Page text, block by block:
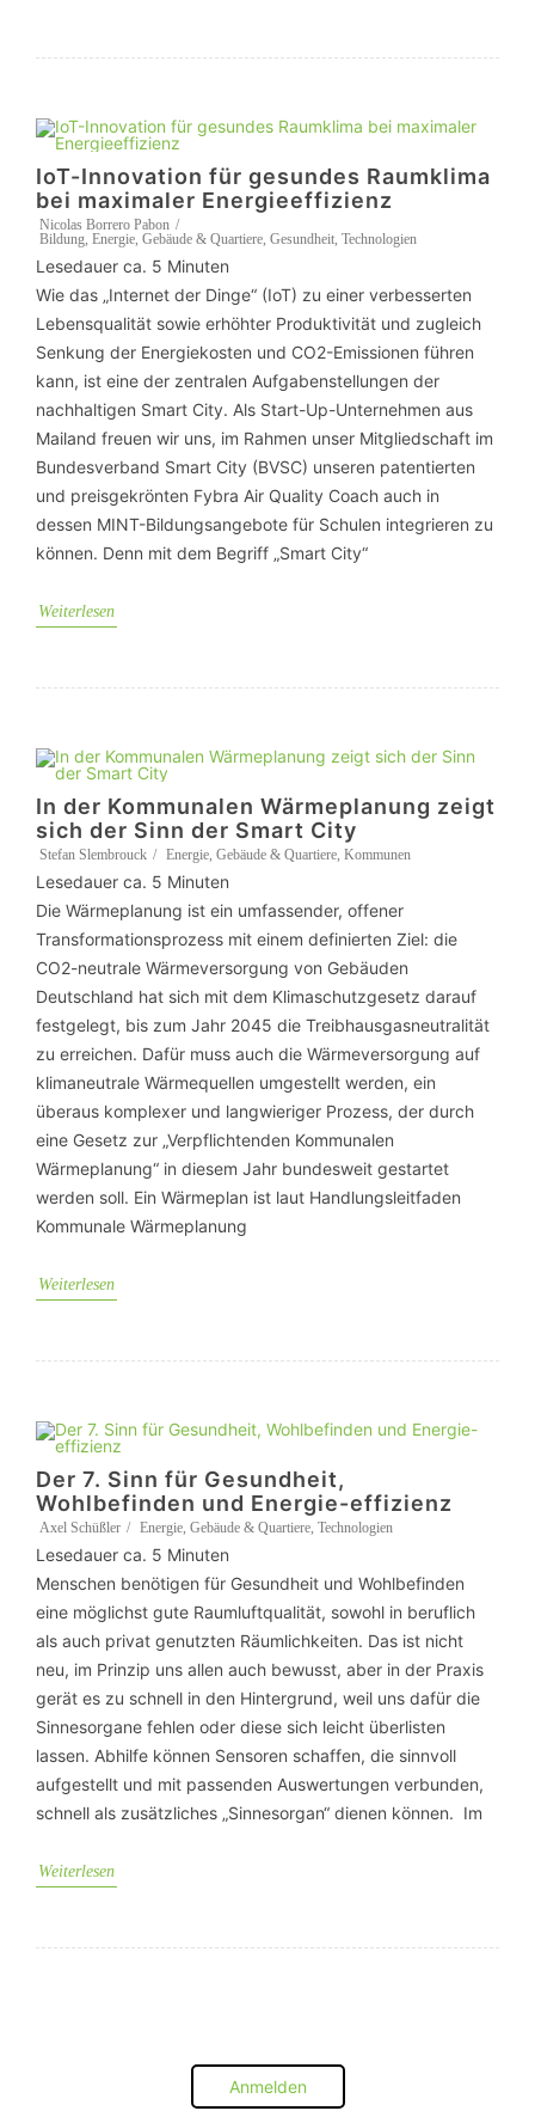
IoT-Innovation für gesundes Raumklima
bei maximaler Energieeffizienz
Nicolas Borrero Pabon
Bildung, Energie, Gebäude & Quartiere, Gesundheit, Technologien
Lesedauer ca. 5 Minuten
Wie das „Internet der Dinge“ (IoT) zu einer verbesserten
Lebensqualität sowie erhöhter Produktivität und zugleich
Senkung der Energiekosten und CO2-Emissionen führen
kann, ist eine der zentralen Aufgabenstellungen der
nachhaltigen Smart City. Als Start-Up-Unternehmen aus
Mailand freuen wir uns, im Rahmen unser Mitgliedschaft im
Bundesverband Smart City (BVSC) unseren patentierten
und preisgekrönten Fybra Air Quality Coach auch in
dessen MINT-Bildungsangebote für Schulen integrieren zu
können. Denn mit dem Begriff „Smart City“
Weiterlesen
In der Kommunalen Wärmeplanung zeigt
sich der Sinn der Smart City
Stefan Slembrouck Energie, Gebäude & Quartiere, Kommunen
Lesedauer ca. 5 Minuten
Die Wärmeplanung ist ein umfassender, offener
Transformationsprozess mit einem definierten Ziel: die
CO2-neutrale Wärmeversorgung von Gebäuden
Deutschland hat sich mit dem Klimaschutzgesetz darauf
festgelegt, bis zum Jahr 2045 die Treibhausgasneutralität
zu erreichen. Dafür muss auch die Wärmeversorgung auf
klimaneutrale Wärmequellen umgestellt werden, ein
überaus komplexer und langwieriger Prozess, der durch
eine Gesetz zur „Verpflichtenden Kommunalen
Wärmeplanung“ in diesem Jahr bundesweit gestartet
werden soll. Ein Wärmeplan ist laut Handlungsleitfaden
Kommunale Wärmeplanung
Weiterlesen
Der 7. Sinn für Gesundheit,
Wohlbefinden und Energie-effizienz
Axel Schüßler Energie, Gebäude & Quartiere, Technologien
Lesedauer ca. 5 Minuten
Menschen benötigen für Gesundheit und Wohlbefinden
eine möglichst gute Raumluftqualität, sowohl in beruflich
als auch privat genutzten Räumlichkeiten. Das ist nicht
neu, im Prinzip uns allen auch bewusst, aber in der Praxis
gerät es zu schnell in den Hintergrund, weil uns dafür die
Sinnesorgane fehlen oder diese sich leicht überlisten
lassen. Abhilfe können Sensoren schaffen, die sinnvoll
aufgestellt und mit passenden Auswertungen verbunden,
schnell als zusätzliches „Sinnesorgan“ dienen können. Im
Weiterlesen
Anmelden